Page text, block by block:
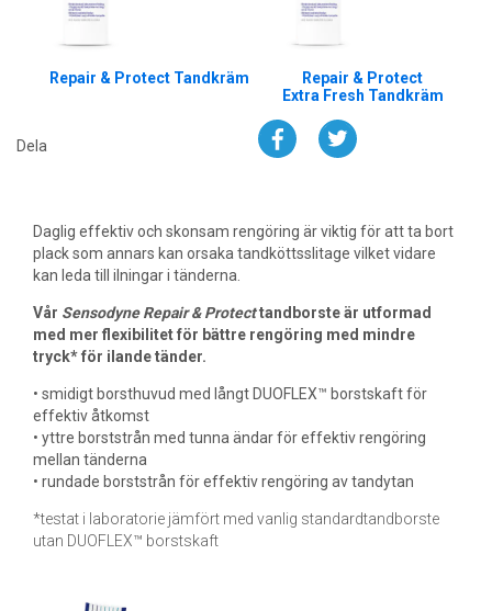
Repair & Protect Tandkräm
Repair & Protect
Extra Fresh Tandkräm
Dela
Daglig effektiv och skonsam rengöring är viktig för att ta bort
plack som annars kan orsaka tandköttsslitage vilket vidare
kan leda till ilningar i tänderna.
Vår Sensodyne Repair & Protecttandborste är utformad
med mer flexibilitet för bättre rengöring med mindre
tryck* för ilande tänder.
• smidigt borsthuvud med långt DUOFLEX™ borstskaft för
effektiv åtkomst
• yttre borststrån med tunna ändar för effektiv rengöring
mellan tänderna
• rundade borststrån för effektiv rengöring av tandytan
*testat i laboratorie jämfört med vanlig standardtandborste
utan DUOFLEX™ borstskaft